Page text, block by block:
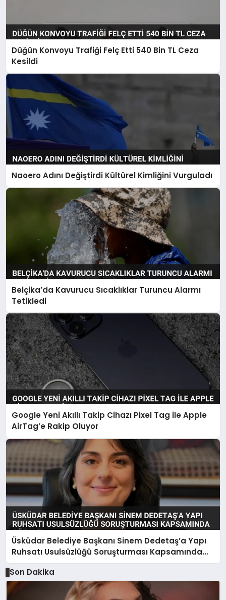
Düğün Konvoyu Trafiği Felç Etti 540 Bin TL Ceza
Kesildi
Naoero Adını Değiştirdi Kültürel Kimliğini Vurguladı
Belçika’da Kavurucu Sıcaklıklar Turuncu Alarmı
Tetikledi
Google Yeni Akıllı Takip Cihazı Pixel Tag ile Apple
AirTag’e Rakip Oluyor
Üsküdar Belediye Başkanı Sinem Dedetaş’a Yapı
Ruhsatı Usulsüzlüğü Soruşturması Kapsamında
Gözaltı
Son Dakika